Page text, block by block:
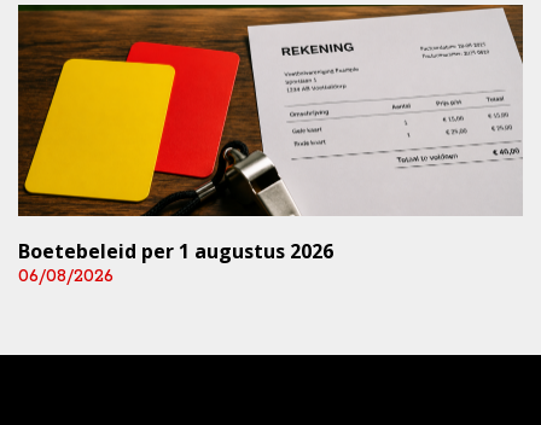
Boetebeleid per 1 augustus 2026
06/08/2026